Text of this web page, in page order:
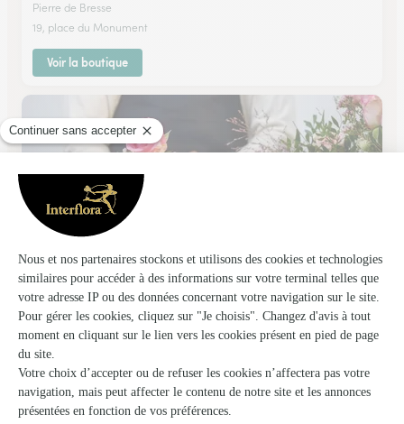
Pierre de Bresse
19, place du Monument
Voir la boutique
Brochon
★★★★★ 4.4 (17)
C.Cial Super U RN 74
Voir la boutique